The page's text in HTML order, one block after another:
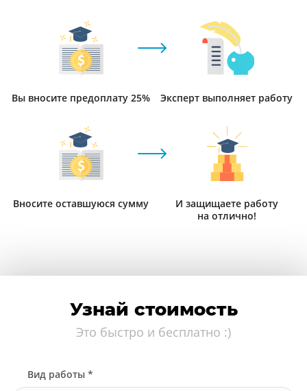
Вы вносите предоплату 25% Эксперт выполняет работу
Вносите оставшуюся сумму
И защищаете работу
на отлично!
Узнай стоимость
Это быстро и бесплатно :)
Вид работы *